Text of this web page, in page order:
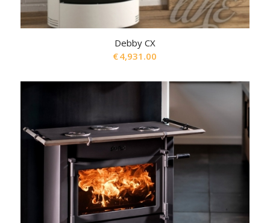
Debby CX
€4,931.00